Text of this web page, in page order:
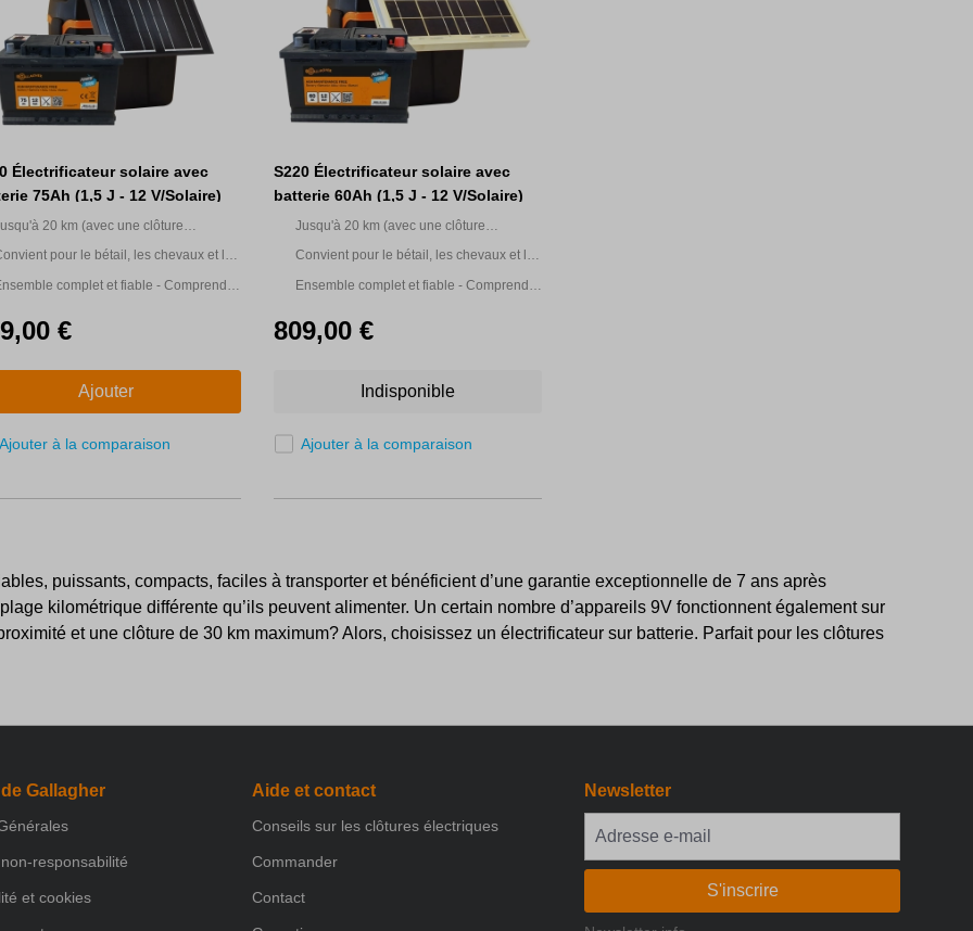
Électrificateur solaire avec
75Ah (1,5 J - 12 V/Solaire)
20 km (avec une clôture
pour le bétail, les chevaux et le
complet et fiable - Comprend
batterie AGM 75AH de première
€
Ajouter
Ajouter à la comparaison
S220 Électrificateur solaire avec
batterie 60Ah (1,5 J - 12 V/Solaire)
Jusqu'à 20 km (avec une clôture
multifilaire)
Convient pour le bétail, les chevaux et le
gibier
Ensemble complet et fiable - Comprend
la batterie AGM 60AH de première
809,00 €
Indisponible
Ajouter à la comparaison
puissants, compacts, faciles à transporter et bénéficient d’une garantie exceptionnelle de 7 ans après
kilométrique différente qu’ils peuvent alimenter. Un certain nombre d’appareils 9V fonctionnent également sur
et une clôture de 30 km maximum? Alors, choisissez un électrificateur sur batterie. Parfait pour les clôtures
Gallagher
responsabilité
et cookies
Aide et contact
Conseils sur les clôtures électriques
Commander
Contact
Newsletter
S'inscrire